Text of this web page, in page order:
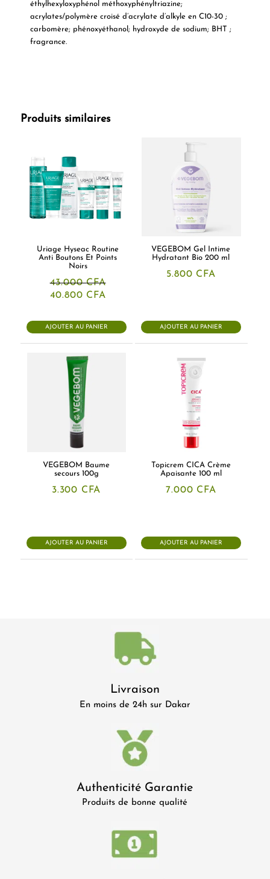
éthylhexyloxyphénol méthoxyphényltriazine;
acrylates/polymère croisé d’acrylate d’alkyle en C10-30 ;
carbomère; phénoxyéthanol; hydroxyde de sodium; BHT ;
fragrance.
Produits similaires
Uriage Hyseac Routine
Anti Boutons Et Points
Noirs
43.000CFA
Le
était :
43.000 CFA.
40.800 CFA
est :
40.800 CFA.
AJOUTER AU PANIER
VEGEBOM Gel Intime
Hydratant Bio 200 ml
5.800 CFA
AJOUTER AU PANIER
VEGEBOM Baume
secours 100g
3.300 CFA
AJOUTER AU PANIER
Topicrem CICA Crème
Apaisante 100 ml
7.000 CFA
AJOUTER AU PANIER
Livraison
En moins de 24h sur Dakar
Authenticité Garantie
Produits de bonne qualité